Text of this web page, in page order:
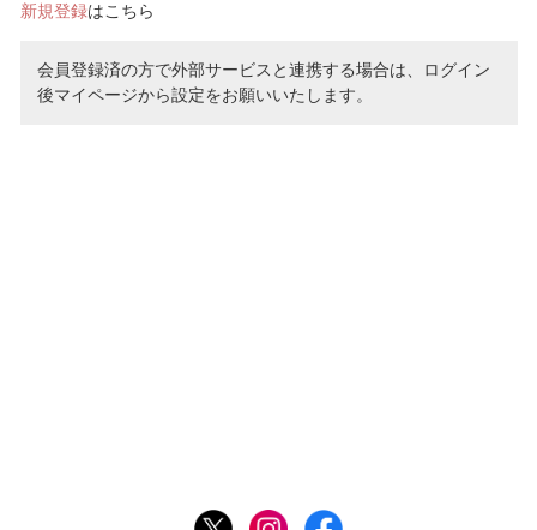
新規登録はこちら
会員登録済の方で外部サービスと連携する場合は、ログイン
後マイページから設定をお願いいたします。